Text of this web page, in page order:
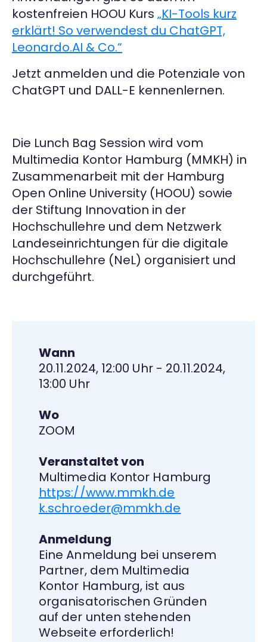
kostenfreien HOOU Kurs „KI-Tools kurz
erklärt! So verwendest du ChatGPT,
Leonardo.AI & Co.“
Jetzt anmelden und die Potenziale von
ChatGPT und DALL-E kennenlernen.
Die Lunch Bag Session wird vom
Multimedia Kontor Hamburg (MMKH) in
Zusammenarbeit mit der Hamburg
Open Online University (HOOU) sowie
der Stiftung Innovation in der
Hochschullehre und dem Netzwerk
Landeseinrichtungen für die digitale
Hochschullehre (NeL) organisiert und
durchgeführt.
Wann
20.11.2024, 12:00 Uhr - 20.11.2024,
13:00 Uhr
Wo
ZOOM
Veranstaltet von
Multimedia Kontor Hamburg
https://www.mmkh.de
k.schroeder@mmkh.de
Anmeldung
Eine Anmeldung bei unserem
Partner, dem Multimedia
Kontor Hamburg, ist aus
organisatorischen Gründen
auf der unten stehenden
Webseite erforderlich!